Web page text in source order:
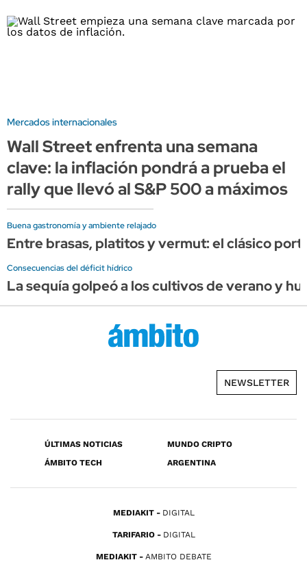
Mercados internacionales
Wall Street enfrenta una semana
clave: la inflación pondrá a prueba el
rally que llevó al S&P 500 a máximos
Buena gastronomía y ambiente relajado
Entre brasas, platitos y vermut: el clásico
Consecuencias del déficit hídrico
La sequía golpeó a los cultivos de verano y
NEWSLETTER
ÚLTIMAS NOTICIAS
MUNDO CRIPTO
ÁMBITO TECH
ARGENTINA
MEDIAKIT DIGITAL
TARIFARIO DIGITAL
MEDIAKIT AMBITO DEBATE